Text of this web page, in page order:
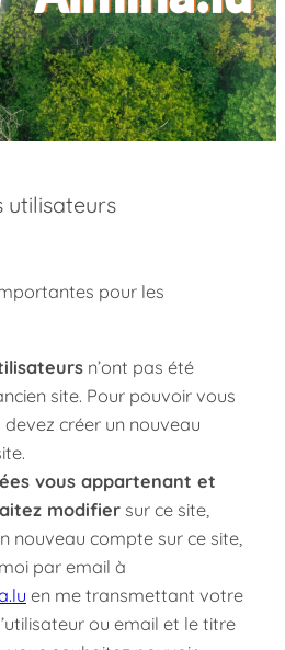
utilisateurs
pour les
n’ont pas été
site. Pour pouvoir vous
créer un nouveau
vous appartenant et
modifier sur ce site,
nouveau compte sur ce site,
par email à
en me transmettant votre
ou email et le titre